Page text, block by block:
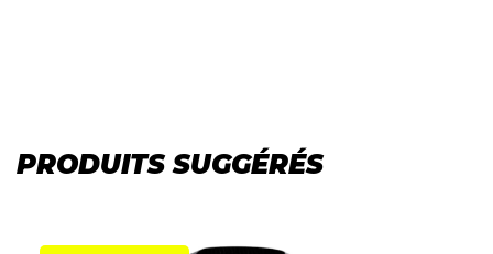
PRODUITS SUGGÉRÉS